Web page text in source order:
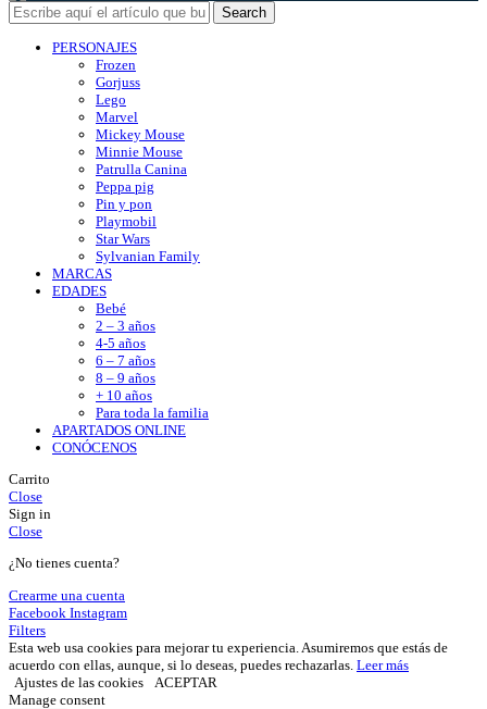
Search
PERSONAJES
Frozen
Gorjuss
Lego
Marvel
Mickey Mouse
Minnie Mouse
Patrulla Canina
Peppa pig
Pin y pon
Playmobil
Star Wars
Sylvanian Family
MARCAS
EDADES
Bebé
2 – 3 años
4-5 años
6 – 7 años
8 – 9 años
+ 10 años
Para toda la familia
APARTADOS ONLINE
CONÓCENOS
Carrito
Close
Sign in
Close
¿No tienes cuenta?
Crearme una cuenta
Facebook Instagram
Filters
Esta web usa cookies para mejorar tu experiencia. Asumiremos que estás de
acuerdo con ellas, aunque, si lo deseas, puedes rechazarlas. Leer más
Ajustes de las cookies
ACEPTAR
Manage consent